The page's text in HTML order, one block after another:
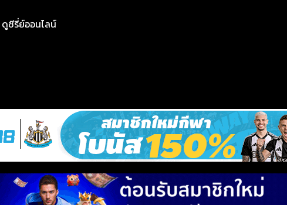
ดูซีรี่ย์ออนไลน์